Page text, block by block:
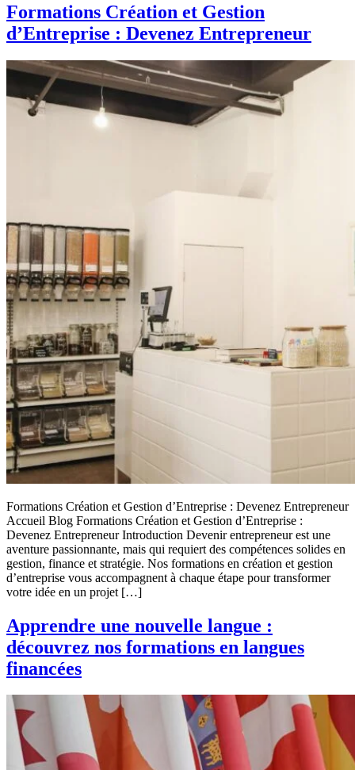
Formations Création et Gestion
d’Entreprise : Devenez Entrepreneur
Formations Création et Gestion d’Entreprise : Devenez Entrepreneur
Accueil Blog Formations Création et Gestion d’Entreprise :
Devenez Entrepreneur Introduction Devenir entrepreneur est une
aventure passionnante, mais qui requiert des compétences solides en
gestion, finance et stratégie. Nos formations en création et gestion
d’entreprise vous accompagnent à chaque étape pour transformer
votre idée en un projet […]
Apprendre une nouvelle langue :
découvrez nos formations en langues
financées